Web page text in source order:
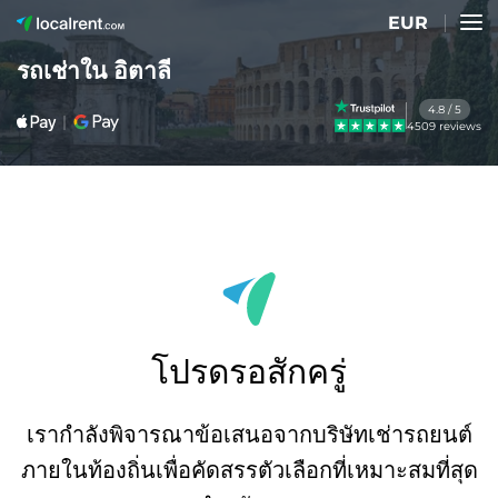
EUR
รถเช่าใน อิตาลี
4.8 / 5
4509 reviews
โปรดรอสักครู่
เรากำลังพิจารณาข้อเสนอจากบริษัทเช่ารถยนต์
ภายในท้องถิ่นเพื่อคัดสรรตัวเลือกที่เหมาะสมที่สุด